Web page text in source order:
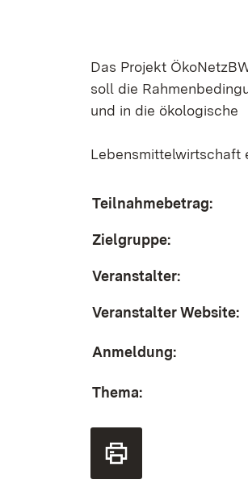
Das Projekt
soll die
und in die ökologische
Lebensmittelwirtschaft
Teilnahmebetrag:
Zielgruppe:
Veranstalter:
Veranstalter Website:
Anmeldung:
Thema: